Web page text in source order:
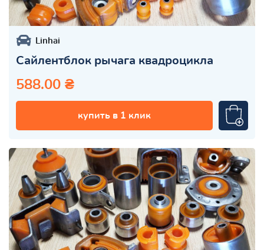
Linhai
Сайлентблок рычага квадроцикла
588.00 ₴
купить в 1 клик